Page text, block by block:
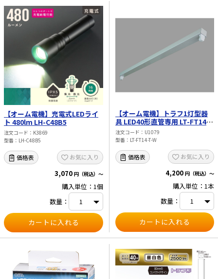
【オーム電機】充電式LEDライ
ト 480lm LH-C48B5
注文コード
K3869
型番
LH-C48B5
価格表 お気に入り
3,070 円（税込）～
購入単位：1個
数量：
【オーム電機】トラフ1灯型器
具 LED40形直管専用 LT-FT14-
T-W
注文コード
U1079
型番
LT-FT14-T-W
価格表 お気に入り
4,200 円（税込）～
購入単位：1本
数量：